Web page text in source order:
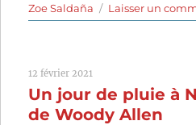
Zoe Saldaña
Laisser un
12 février 2021
Un jour de pluie à
de Woody Allen